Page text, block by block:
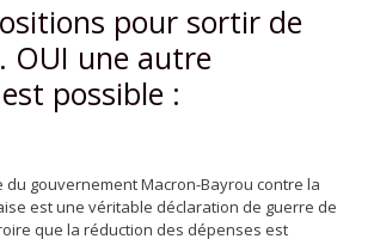
pour sortir de
OUI une autre
possible :
du gouvernement Macron-Bayrou contre la
est une véritable déclaration de guerre de
que la réduction des dépenses est